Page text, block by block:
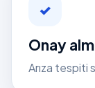
✓
Onay
Arıza tespiti